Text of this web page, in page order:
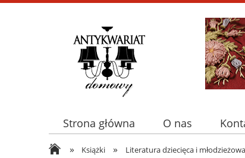
Strona główna O nas
» Książki » Literatura dziecięca i młodzieżowa